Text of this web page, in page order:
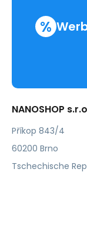
%
NANOSHOP
Příkop 843/4
60200 Brno
Tschechische